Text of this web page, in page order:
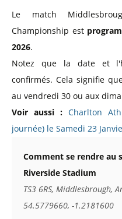
Le match
Championship est
2026.
Notez que la date et
confirmés. Cela signifie
au vendredi 30 ou aux
Voir aussi : Charlton
journée) le Samedi 23
Comment se rendre au
Riverside Stadium
TS3 6RS, Middlesbrough,
54.5779660, -1.2181600